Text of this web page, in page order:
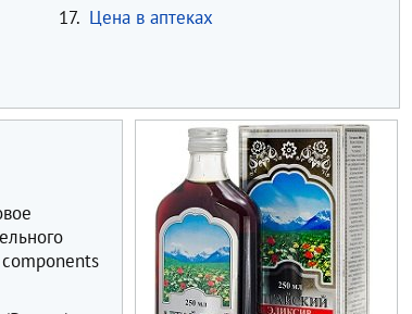
17. Цена в аптеках